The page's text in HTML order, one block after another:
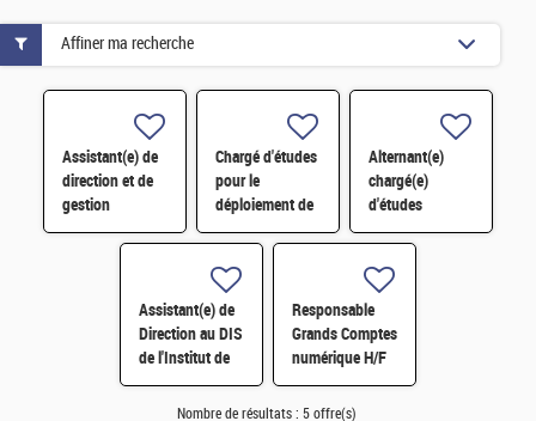
Assistant(e) de
direction et de
gestion
administrative et
financière de la
Simulation H/F
Chargé d'études
pour le
déploiement de
l'économie
circulaire H/F
Alternant(e)
chargé(e)
d'études
marketing en
innovation
numérique et
Assistant(e) de
Direction au DIS
de l'Institut de
recherche sur
les lois
Responsable
Grands Comptes
numérique H/F
Affiner ma recherche
Nombre de résultats : 5 offre(s)